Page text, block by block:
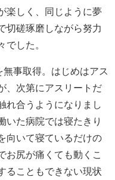
楽しく、同じように夢
切磋琢磨しながら努力
でした。
事取得。はじめはアス
、次第にアスリートだ
れ合うようになりまし
いた病院では寝たきり
向いて寝ているだけの
お尻が痛くても動くこ
ることもできない現状